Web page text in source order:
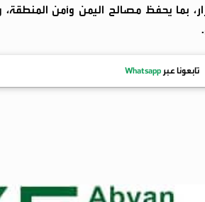
بما يحفظ مصالح اليمن وأمن
تابعونا عبر Whatsapp